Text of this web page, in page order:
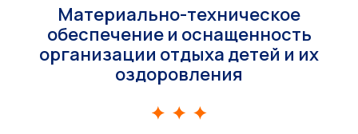
Материально-техническое
обеспечение и оснащенность
организации отдыха детей и их
оздоровления